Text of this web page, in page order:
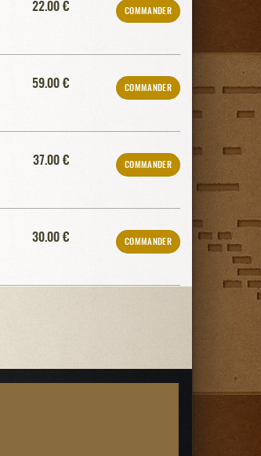
22.00 € COMMANDER
59.00 € COMMANDER
37.00 € COMMANDER
30.00 € COMMANDER